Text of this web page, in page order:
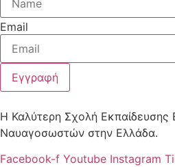
Email
Εγγραφή
Η Καλύτερη Σχολή Εκπαίδευσης
Ναυαγοσωστών στην Ελλάδα.
Facebook-f Youtube Instagram